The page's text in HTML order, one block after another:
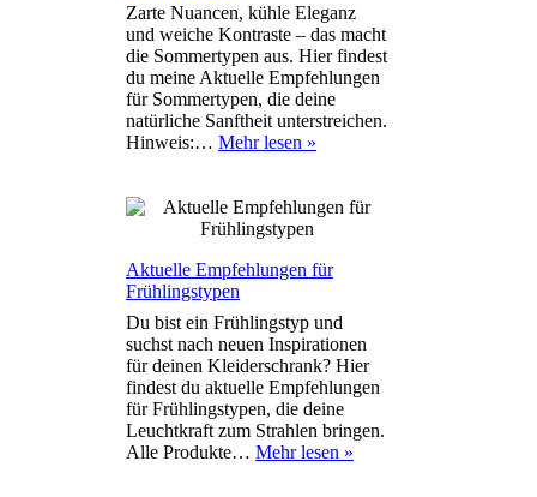
Zarte Nuancen, kühle Eleganz
und weiche Kontraste – das macht
die Sommertypen aus. Hier findest
du meine Aktuelle Empfehlungen
für Sommertypen, die deine
natürliche Sanftheit unterstreichen.
Hinweis:… Mehr lesen »Aktuelle
Sommertypen
Aktuelle Empfehlungen für
Frühlingstypen
Du bist ein Frühlingstyp und
suchst nach neuen Inspirationen
für deinen Kleiderschrank? Hier
findest du aktuelle Empfehlungen
für Frühlingstypen, die deine
Leuchtkraft zum Strahlen bringen.
Alle Produkte… Mehr lesen »Aktuelle